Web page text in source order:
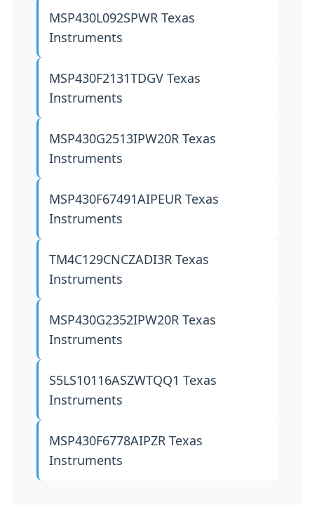
MSP430L092SPWRTexas
Instruments
MSP430F2131TDGVTexas
Instruments
MSP430G2513IPW20RTexas
Instruments
MSP430F67491AIPEURTexas
Instruments
TM4C129CNCZADI3RTexas
Instruments
MSP430G2352IPW20RTexas
Instruments
S5LS10116ASZWTQQ1Texas
Instruments
MSP430F6778AIPZRTexas
Instruments